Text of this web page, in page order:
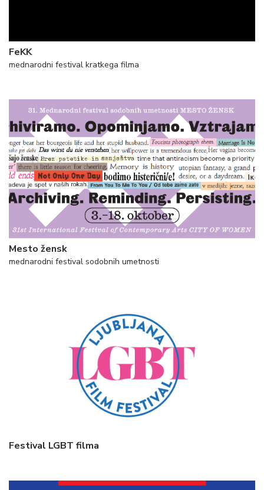
FeKK
mednarodni festival kratkega filma
Mesto žensk
mednarodni festival sodobnih umetnosti
Festival LGBT filma